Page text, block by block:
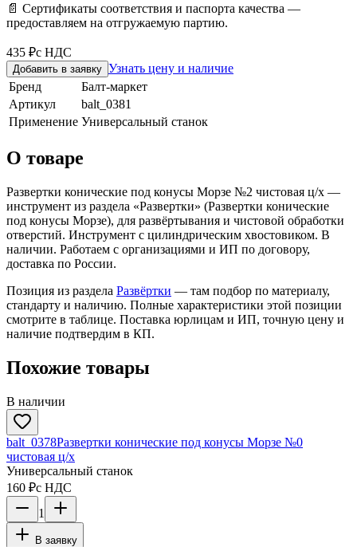
📄 Сертификаты соответствия и паспорта качества —
предоставляем на отгружаемую партию.
435 ₽с НДС
Добавить в заявку Узнать цену и наличие
Бренд
Балт-маркет
Артикул
balt_0381
Применение Универсальный станок
О товаре
Развертки конические под конусы Морзе №2 чистовая ц/х —
инструмент из раздела «Развертки» (Развертки конические
под конусы Морзе), для развёртывания и чистовой обработки
отверстий. Инструмент с цилиндрическим хвостовиком. В
наличии. Работаем с организациями и ИП по договору,
доставка по России.
Позиция из раздела Развёртки — там подбор по материалу,
стандарту и наличию. Полные характеристики этой позиции
смотрите в таблице. Поставка юрлицам и ИП, точную цену и
наличие подтвердим в КП.
Похожие товары
В наличии
balt_0378Развертки конические под конусы Морзе №0
чистовая ц/х
Универсальный станок
160 ₽с НДС
1
В заявку